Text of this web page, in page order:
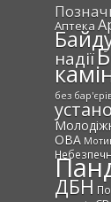
Аптека
надії
без
ОВА
ДБН